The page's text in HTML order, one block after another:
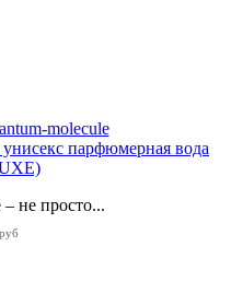
парфюмерная вода
не просто...